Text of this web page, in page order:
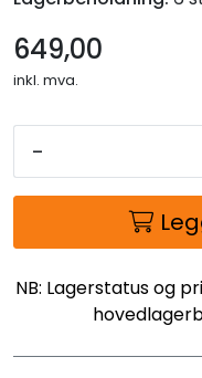
649,00
inkl. mva.
-
NB: Lagerstatus og